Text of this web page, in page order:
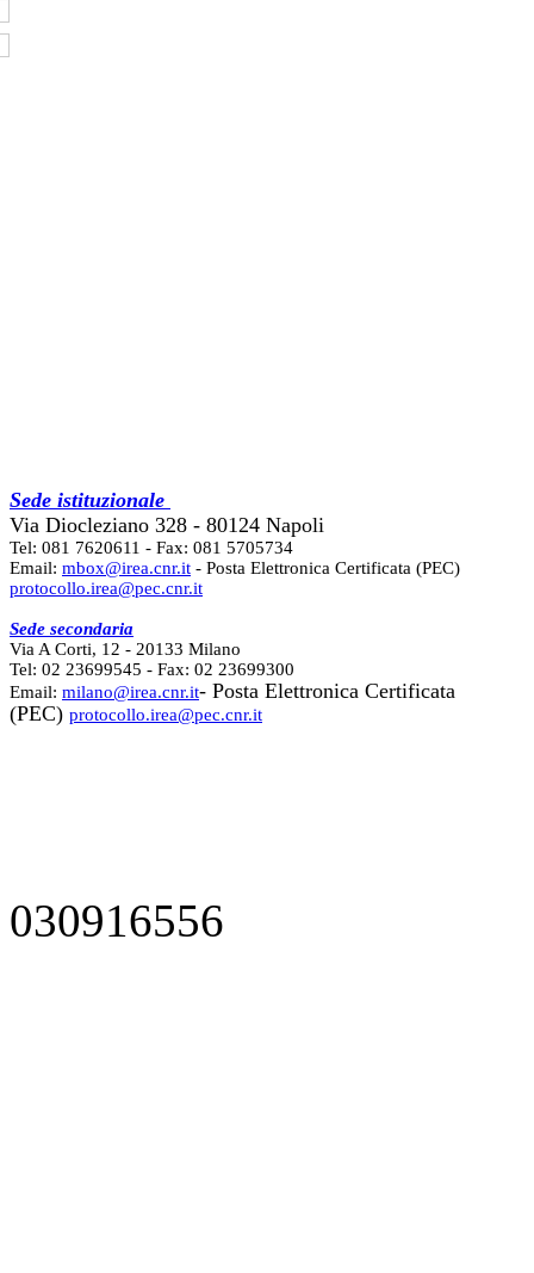
Sede istituzionale
Via Diocleziano 328 - 80124 Napoli
Tel: 081 7620611 - Fax: 081 5705734
Email: mbox@irea.cnr.it - Posta Elettronica Certificata (PEC)
protocollo.irea@pec.cnr.it
Sede secondaria
Via A Corti, 12 - 20133 Milano
Tel: 02 23699545 - Fax: 02 23699300
Email: milano@irea.cnr.it- Posta Elettronica Certificata
(PEC) protocollo.irea@pec.cnr.it
030916556